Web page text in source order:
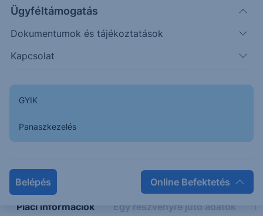
Ügyféltámogatás
Dokumentumok és tájékoztatások
Kapcsolat
GYIK
Panaszkezelés
Belépés Online Befektetés
155.50
156.00
Napon belüli Historikus
Piaci információk Egy részvényre jutó adatok